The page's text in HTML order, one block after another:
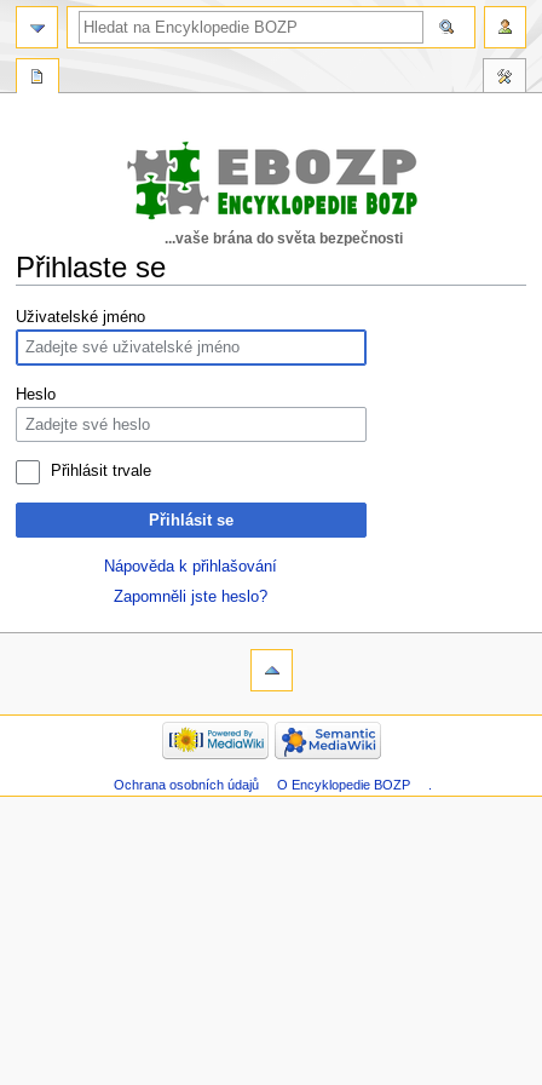
...vaše brána do světa bezpečnosti
Přihlaste se
Skočit
na
navigaci
Skočit
na
vyhledávání
Uživatelské jméno
Heslo
Přihlásit trvale
Přihlásit se
Nápověda k přihlašování
Zapomněli jste heslo?
Ochrana osobních údajů O Encyklopedie BOZP